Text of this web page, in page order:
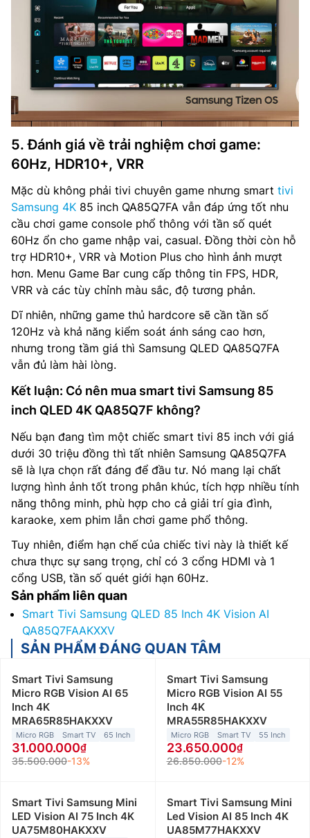
5. Đánh giá về trải nghiệm chơi game:
60Hz, HDR10+, VRR
Mặc dù không phải tivi chuyên game nhưng smart tivi
Samsung 4K 85 inch QA85Q7FA vẫn đáp ứng tốt nhu
cầu chơi game console phổ thông với tần số quét
60Hz ổn cho game nhập vai, casual. Đồng thời còn hỗ
trợ HDR10+, VRR và Motion Plus cho hình ảnh mượt
hơn. Menu Game Bar cung cấp thông tin FPS, HDR,
VRR và các tùy chỉnh màu sắc, độ tương phản.
Dĩ nhiên, những game thủ hardcore sẽ cần tần số
120Hz và khả năng kiểm soát ánh sáng cao hơn,
nhưng trong tầm giá thì Samsung QLED QA85Q7FA
vẫn đủ làm hài lòng.
Kết luận: Có nên mua smart tivi Samsung 85
inch QLED 4K QA85Q7F không?
Nếu bạn đang tìm một chiếc smart tivi 85 inch với giá
dưới 30 triệu đồng thì tất nhiên Samsung QA85Q7FA
sẽ là lựa chọn rất đáng để đầu tư. Nó mang lại chất
lượng hình ảnh tốt trong phân khúc, tích hợp nhiều tính
năng thông minh, phù hợp cho cả giải trí gia đình,
karaoke, xem phim lẫn chơi game phổ thông.
Tuy nhiên, điểm hạn chế của chiếc tivi này là thiết kế
chưa thực sự sang trọng, chỉ có 3 cổng HDMI và 1
cổng USB, tần số quét giới hạn 60Hz.
Sản phẩm liên quan
Smart Tivi Samsung QLED 85 Inch 4K Vision AI
QA85Q7FAAKXXV
SẢN PHẨM ĐÁNG QUAN TÂM
Smart Tivi Samsung
Micro RGB Vision AI 65
Inch 4K
MRA65R85HAKXXV
Micro RGB Smart TV 65 Inch
31.000.000
35.500.000-13%
Smart Tivi Samsung
Micro RGB Vision AI 55
Inch 4K
MRA55R85HAKXXV
Micro RGB Smart TV 55 Inch
23.650.000
26.850.000-12%
Smart Tivi Samsung Mini
LED Vision AI 75 Inch 4K
UA75M80HAKXXV
Smart Tivi Samsung Mini
Led Vision AI 85 Inch 4K
UA85M77HAKXXV